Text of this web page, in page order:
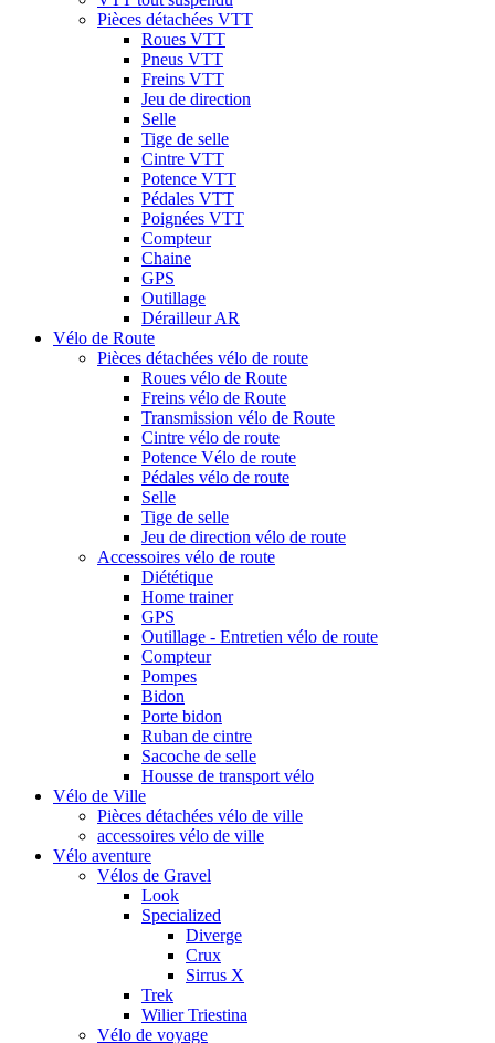
Pièces détachées VTT
Roues VTT
Pneus VTT
Freins VTT
Jeu de direction
Selle
Tige de selle
Cintre VTT
Potence VTT
Pédales VTT
Poignées VTT
Compteur
Chaine
GPS
Outillage
Dérailleur AR
Vélo de Route
Pièces détachées vélo de route
Roues vélo de Route
Freins vélo de Route
Transmission vélo de Route
Cintre vélo de route
Potence Vélo de route
Pédales vélo de route
Selle
Tige de selle
Jeu de direction vélo de route
Accessoires vélo de route
Diététique
Home trainer
GPS
Outillage - Entretien vélo de route
Compteur
Pompes
Bidon
Porte bidon
Ruban de cintre
Sacoche de selle
Housse de transport vélo
Vélo de Ville
Pièces détachées vélo de ville
accessoires vélo de ville
Vélo aventure
Vélos de Gravel
Look
Specialized
Diverge
Crux
Sirrus X
Trek
Wilier Triestina
Vélo de voyage